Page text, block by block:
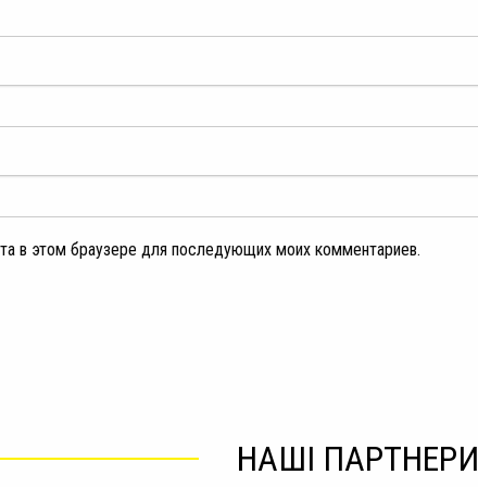
в этом браузере для последующих моих комментариев.
НАШІ ПАРТНЕРИ